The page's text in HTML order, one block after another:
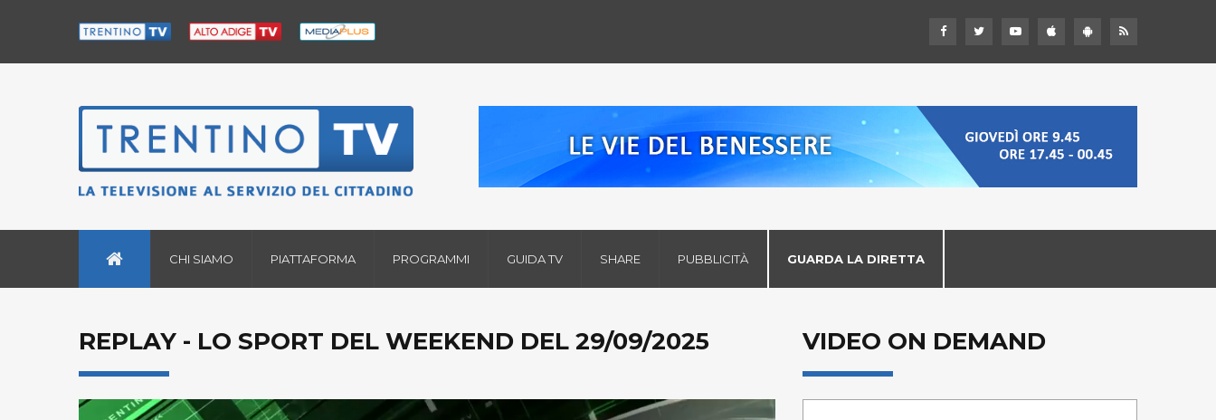
CHI SIAMO PIATTAFORMA PROGRAMMI GUIDA TV SHARE PUBBLICITÀ GUARDA LA DIRETTA
REPLAY - LO SPORT DEL WEEKEND DEL 29/09/2025 VIDEO ON DEMAND